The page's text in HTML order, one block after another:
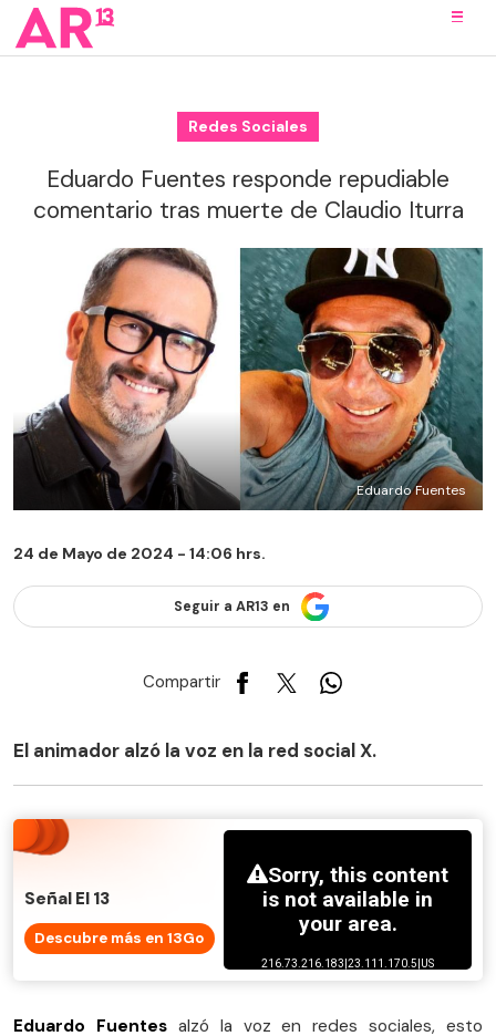
Redes Sociales
Eduardo Fuentes responde repudiable
comentario tras muerte de Claudio Iturra
Eduardo Fuentes
24 de Mayo de 2024 - 14:06 hrs.
Seguir a AR13 en
Compartir
El animador alzó la voz en la red social X.
Señal El 13
Descubre más en 13Go
Eduardo Fuentesalzó la voz en redes sociales, esto